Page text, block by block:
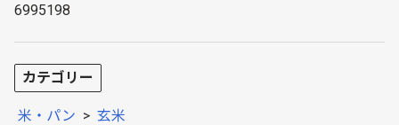
6995198
カテゴリー
米・パン > 玄米